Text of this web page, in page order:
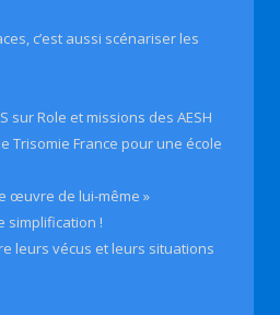
c’est aussi scénariser les
sur Role et missions des AESH
Trisomie France pour une école
œuvre de lui-même »
simplification !
leurs vécus et leurs situations